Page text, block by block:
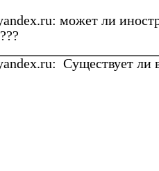
может ли
Существует ли